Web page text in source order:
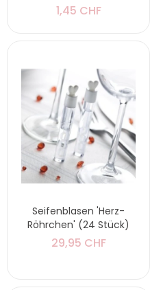
1,45 CHF
Seifenblasen 'Herz-
Röhrchen' (24 Stück)
29,95 CHF